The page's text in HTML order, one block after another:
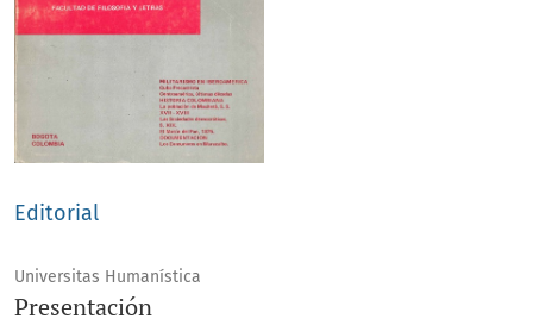
Editorial
Universitas Humanística
Presentación